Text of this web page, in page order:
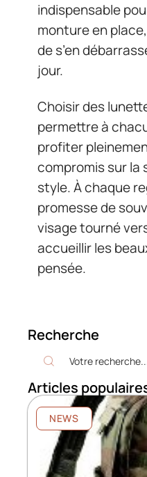
indispensable
monture en
de s’en
jour.
Choisir des
permettre à
profiter
compromis sur la
style. À chaque
promesse de
visage tourné
accueillir les
pensée.
Recherche
Articles
NEWS